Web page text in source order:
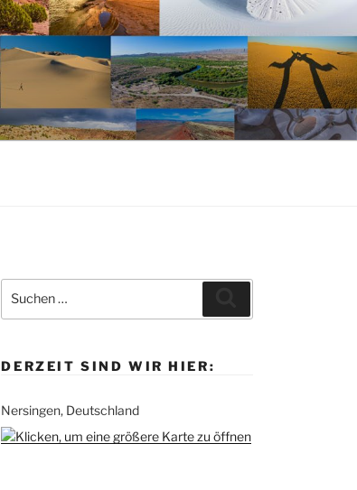
nach:
DERZEIT SIND WIR HIER:
Nersingen, Deutschland